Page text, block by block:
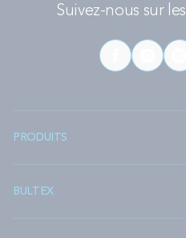
Suivez-nous sur les
PRODUITS
BULTEX